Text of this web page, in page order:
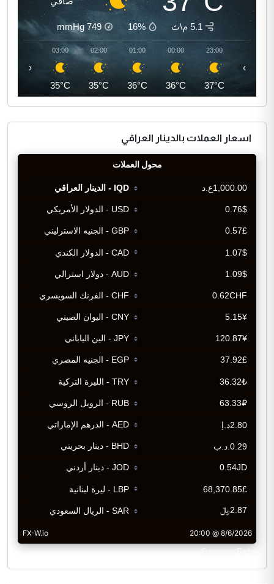
5.1 م\ث 16%
749
mmHg
23:00
37°C
00:00
36°C
01:00
36°C
02:00
35°C
03:00
35°C
‹ ›
اسعار العملات بالدينار العراقي
CurrencyRate